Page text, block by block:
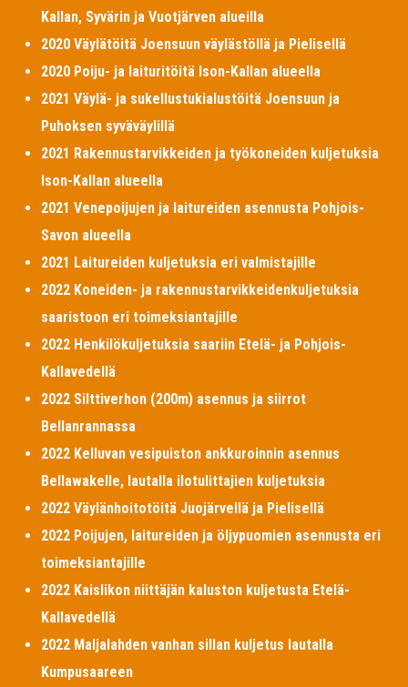
Kallan, Syvärin ja Vuotjärven alueilla
2020 Väylätöitä Joensuun väylästöllä ja Pielisellä
2020 Poiju- ja laituritöitä Ison-Kallan alueella
2021 Väylä- ja sukellustukialustöitä Joensuun ja
Puhoksen syväväylillä
2021 Rakennustarvikkeiden ja työkoneiden kuljetuksia
Ison-Kallan alueella
2021 Venepoijujen ja laitureiden asennusta Pohjois-
Savon alueella
2021 Laitureiden kuljetuksia eri valmistajille
2022 Koneiden- ja rakennustarvikkeidenkuljetuksia
saaristoon eri toimeksiantajille
2022 Henkilökuljetuksia saariin Etelä- ja Pohjois-
Kallavedellä
2022 Silttiverhon (200m) asennus ja siirrot
Bellanrannassa
2022 Kelluvan vesipuiston ankkuroinnin asennus
Bellawakelle, lautalla ilotulittajien kuljetuksia
2022 Väylänhoitotöitä Juojärvellä ja Pielisellä
2022 Poijujen, laitureiden ja öljypuomien asennusta eri
toimeksiantajille
2022 Kaislikon niittäjän kaluston kuljetusta Etelä-
Kallavedellä
2022 Maljalahden vanhan sillan kuljetus lautalla
Kumpusaareen